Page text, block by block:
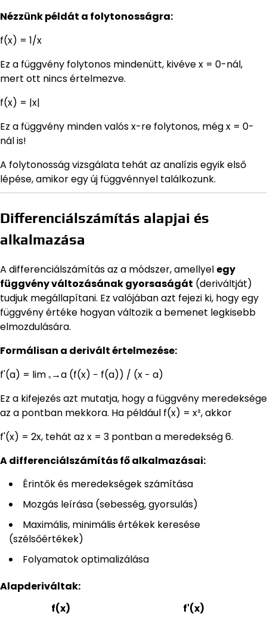
Nézzünk példát a folytonosságra:
f(x) = 1/x
Ez a függvény folytonos mindenütt, kivéve x = 0-nál,
mert ott nincs értelmezve.
f(x) = |x|
Ez a függvény minden valós x-re folytonos, még x = 0-
nál is!
A folytonosság vizsgálata tehát az analízis egyik első
lépése, amikor egy új függvénnyel találkozunk.
Differenciálszámítás alapjai és
alkalmazása
A differenciálszámítás az a módszer, amellyel egy
függvény változásának gyorsaságát (deriváltját)
tudjuk megállapítani. Ez valójában azt fejezi ki, hogy egy
függvény értéke hogyan változik a bemenet legkisebb
elmozdulására.
Formálisan a derivált értelmezése:
f'(a) = lim ₓ→a (f(x) − f(a)) / (x − a)
Ez a kifejezés azt mutatja, hogy a függvény meredeksége
az a pontban mekkora. Ha például f(x) = x², akkor
f'(x) = 2x, tehát az x = 3 pontban a meredekség 6.
A differenciálszámítás fő alkalmazásai:
Érintők és meredekségek számítása
Mozgás leírása (sebesség, gyorsulás)
Maximális, minimális értékek keresése
(szélsőértékek)
Folyamatok optimalizálása
Alapderiváltak:
f(x)
f'(x)